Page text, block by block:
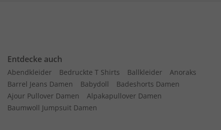
Entdecke auch
Abendkleider Bedruckte T Shirts Ballkleider
Anoraks
Barrel Jeans Damen
Babydoll
Badeshorts Damen
Ajour Pullover Damen
Alpakapullover Damen
Baumwoll Jumpsuit Damen